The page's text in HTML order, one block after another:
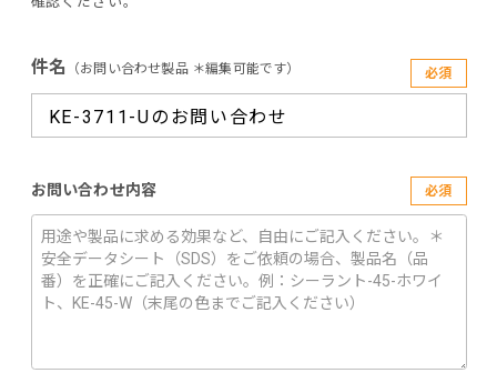
件名 （お問い合わせ製品 ＊編集可能です） 必須
お問い合わせ内容 必須